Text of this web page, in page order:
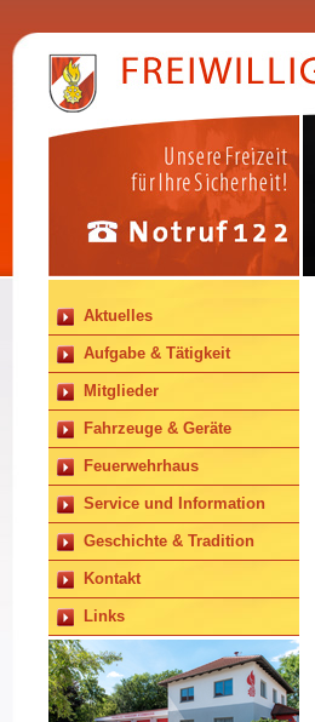
Aktuelles
Aufgabe & Tätigkeit
Mitglieder
Fahrzeuge & Geräte
Feuerwehrhaus
Service und Information
Geschichte & Tradition
Kontakt
Links